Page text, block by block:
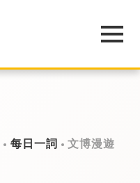
每日一詞 文博漫遊